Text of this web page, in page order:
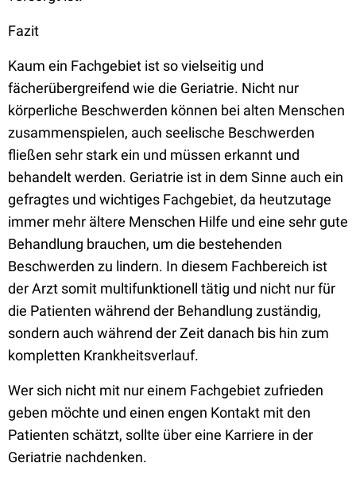
Fazit
Kaum ein Fachgebiet ist so vielseitig und
fächerübergreifend wie die Geriatrie. Nicht nur
körperliche Beschwerden können bei alten Menschen
zusammenspielen, auch seelische Beschwerden
fließen sehr stark ein und müssen erkannt und
behandelt werden. Geriatrie ist in dem Sinne auch ein
gefragtes und wichtiges Fachgebiet, da heutzutage
immer mehr ältere Menschen Hilfe und eine sehr gute
Behandlung brauchen, um die bestehenden
Beschwerden zu lindern. In diesem Fachbereich ist
der Arzt somit multifunktionell tätig und nicht nur für
die Patienten während der Behandlung zuständig,
sondern auch während der Zeit danach bis hin zum
kompletten Krankheitsverlauf.
Wer sich nicht mit nur einem Fachgebiet zufrieden
geben möchte und einen engen Kontakt mit den
Patienten schätzt, sollte über eine Karriere in der
Geriatrie nachdenken.